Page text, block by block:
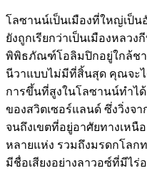
โลซานน์เป็นเมืองที่ใหญ่เป็น
ยังถูกเรียกว่าเป็นเมืองหลว
พิพิธภัณฑ์โอลิมปิกอยู่ใกล้ชา
นีวาแบบไม่มีที่สิ้นสุด คุณจะไ
การขึ้นที่สูงในโลซานน์ทำไ
ของสวิตเซอร์แลนด์ ซึ่งวิ่งจา
จนถึงเขตที่อยู่อาศัยทางเห
หลายแห่ง รวมถึงมรดกโลก
มีชื่อเสียงอย่างลาวอซ์ที่มีไร่